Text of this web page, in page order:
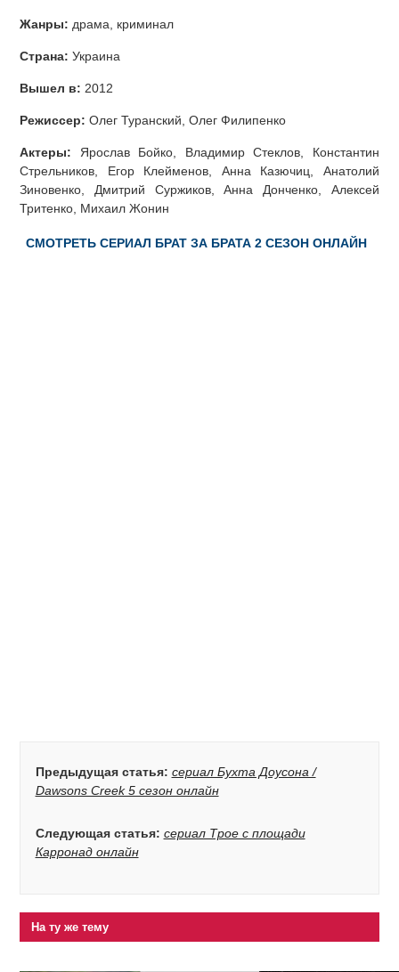
Жанры: драма, криминал
Страна: Украина
Вышел в: 2012
Режиссер: Олег Туранский, Олег Филипенко
Актеры: Ярослав Бойко, Владимир Стеклов, Константин
Стрельников, Егор Клейменов, Анна Казючиц, Анатолий
Зиновенко, Дмитрий Суржиков, Анна Донченко, Алексей
Тритенко, Михаил Жонин
СМОТРЕТЬ СЕРИАЛ БРАТ ЗА БРАТА 2 СЕЗОН ОНЛАЙН
Предыдущая статья: сериал Бухта Доусона /
Dawsons Creek 5 сезон онлайн
Следующая статья: сериал Трое с площади
Карронад онлайн
На ту же тему